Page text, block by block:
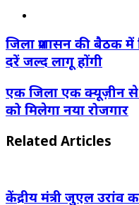
जिला प्रशासन की बैठक
दरें जल्द लागू होंगी
एक जिला एक क्यूज़ीन
को मिलेगा नया रोजगार
Related Articles
केंद्रीय मंत्री जुएल उरांव